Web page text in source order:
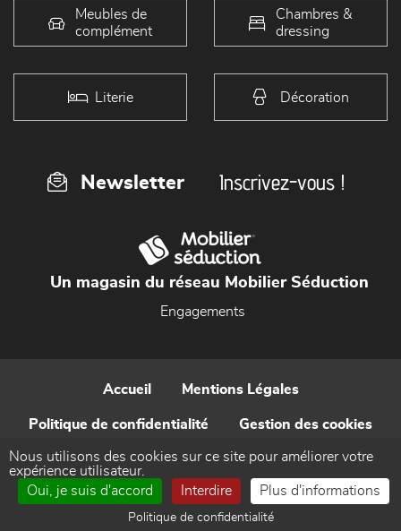
Meubles de
complément
Chambres &
dressing
Literie Décoration
Newsletter Inscrivez-vous !
Un magasin du réseau Mobilier Séduction
Engagements
Accueil Mentions Légales
Politique de confidentialité Gestion des cookies
Contact
Réalisé par WEB Enseignes
Nous utilisons des cookies sur ce site pour améliorer votre
expérience utilisateur.
Oui, je suis d'accord
Interdire Plus d'informations
Politique de confidentialité